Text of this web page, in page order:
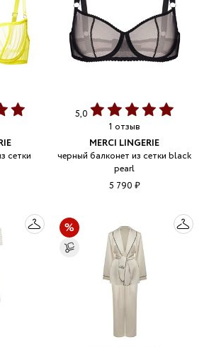
сетки
5,0
1 отзыв
MERCI LINGERIE
черный балконет из сетки black
pearl
5 790 ₽